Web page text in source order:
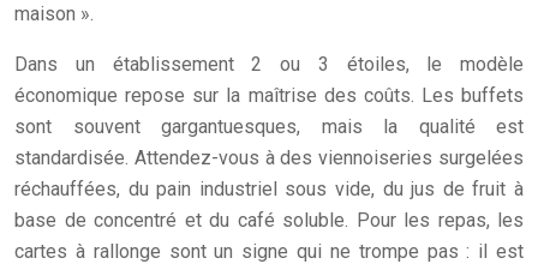
maison ».
Dans un établissement 2 ou 3 étoiles, le modèle
économique repose sur la maîtrise des coûts. Les buffets
sont souvent gargantuesques, mais la qualité est
standardisée. Attendez-vous à des viennoiseries surgelées
réchauffées, du pain industriel sous vide, du jus de fruit à
base de concentré et du café soluble. Pour les repas, les
cartes à rallonge sont un signe qui ne trompe pas : il est